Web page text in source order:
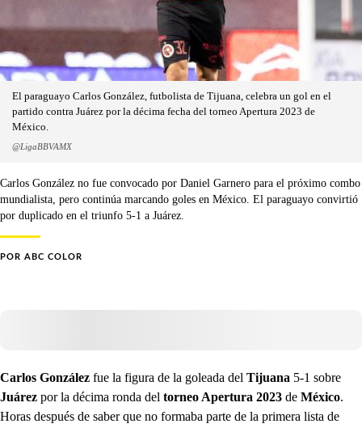
El paraguayo Carlos González, futbolista de Tijuana, celebra un gol en el
partido contra Juárez por la décima fecha del torneo Apertura 2023 de
México.
@LigaBBVAMX
Carlos González no fue convocado por Daniel Garnero para el próximo combo
mundialista, pero continúa marcando goles en México. El paraguayo convirtió
por duplicado en el triunfo 5-1 a Juárez.
POR ABC COLOR
Carlos González fue la figura de la goleada del Tijuana 5-1 sobre
Juárez por la décima ronda del torneo Apertura 2023 de México.
Horas después de saber que no formaba parte de la primera lista de